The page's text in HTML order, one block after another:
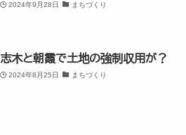
2024年9月28日 まちづくり
志木と朝霞で土地の強制収用が？
2024年8月25日 まちづくり